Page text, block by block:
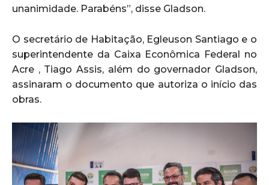
unanimidade. Parabéns”, disse Gladson.
O secretário de Habitação, Egleuson Santiago e o
superintendente da Caixa Econômica Federal no
Acre , Tiago Assis, além do governador Gladson,
assinaram o documento que autoriza o início das
obras.